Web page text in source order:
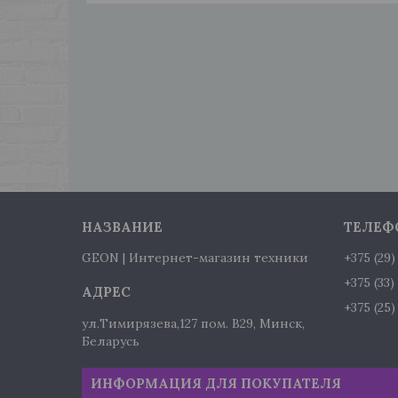
GEON | Интернет-магазин техники
ул.Тимирязева,127 пом. В29, Минск,
Беларусь
+375
+375
+375
ИНФОРМАЦИЯ ДЛЯ ПОКУПАТЕЛЯ